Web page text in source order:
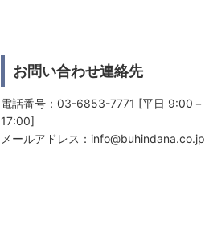
お問い合わせ連絡先
電話番号：03-6853-7771 [平日 9:00－
17:00]
メールアドレス： info@buhindana.co.jp